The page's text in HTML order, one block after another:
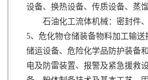
设备、换热设备、传质设备、蒸
石油化工流体机械：密封件、
5、危化物仓储装备物料加工输送
储运设备、危险化学品防护装备
电及防雷装置、报警及紧急援救